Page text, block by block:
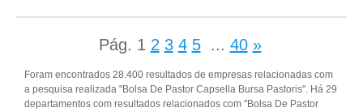
Pág. 1 2 3 4 5 ... 40 »
Foram encontrados 28.400 resultados de empresas relacionadas com
a pesquisa realizada "Bolsa De Pastor Capsella Bursa Pastoris". Há 29
departamentos com resultados relacionados com "Bolsa De Pastor